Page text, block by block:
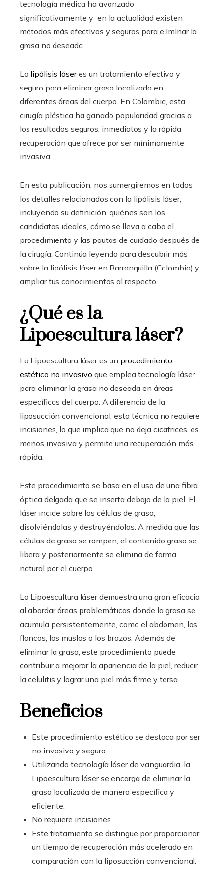
tecnología médica ha avanzado
significativamente y en la actualidad existen
métodos más efectivos y seguros para eliminar la
grasa no deseada.
La lipólisis láseres un tratamiento efectivo y
seguro para eliminar grasa localizada en
diferentes áreas del cuerpo. En Colombia, esta
cirugía plástica ha ganado popularidad gracias a
los resultados seguros, inmediatos y la rápida
recuperación que ofrece por ser mínimamente
invasiva.
En esta publicación, nos sumergiremos en todos
los detalles relacionados con la lipólisis láser,
incluyendo su definición, quiénes son los
candidatos ideales, cómo se lleva a cabo el
procedimiento y las pautas de cuidado después de
la cirugía. Continúa leyendo para descubrir más
sobre la lipólisis láser en Barranquilla (Colombia) y
ampliar tus conocimientos al respecto.
¿Qué es la
Lipoescultura láser?
La Lipoescultura láser es un procedimiento
estético no invasivo que emplea tecnología láser
para eliminar la grasa no deseada en áreas
específicas del cuerpo. A diferencia de la
liposucción convencional, esta técnica no requiere
incisiones, lo que implica que no deja cicatrices, es
menos invasiva y permite una recuperación más
rápida.
Este procedimiento se basa en el uso de una fibra
óptica delgada que se inserta debajo de la piel. El
láser incide sobre las células de grasa,
disolviéndolas y destruyéndolas. A medida que las
células de grasa se rompen, el contenido graso se
libera y posteriormente se elimina de forma
natural por el cuerpo.
La Lipoescultura láser demuestra una gran eficacia
al abordar áreas problemáticas donde la grasa se
acumula persistentemente, como el abdomen, los
flancos, los muslos o los brazos. Además de
eliminar la grasa, este procedimiento puede
contribuir a mejorar la apariencia de la piel, reducir
la celulitis y lograr una piel más firme y tersa.
Beneficios
Este procedimiento estético se destaca por ser
no invasivo y seguro.
Utilizando tecnología láser de vanguardia, la
Lipoescultura láser se encarga de eliminar la
grasa localizada de manera específica y
eficiente.
No requiere incisiones.
Este tratamiento se distingue por proporcionar
un tiempo de recuperación más acelerado en
comparación con la liposucción convencional.